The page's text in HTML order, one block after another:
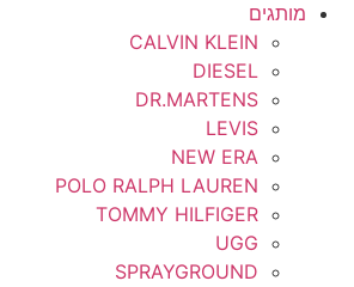
מותגים
CALVIN KLEIN
DIESEL
DR.MARTENS
LEVIS
NEW ERA
POLO RALPH LAUREN
TOMMY HILFIGER
UGG
SPRAYGROUND